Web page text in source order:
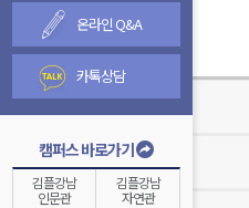
온라인 Q&A
카톡상담
캠퍼스 바로가기
김플강남
인문관
김플강남
자연관
김영종합반
온라인 수강신청 안내